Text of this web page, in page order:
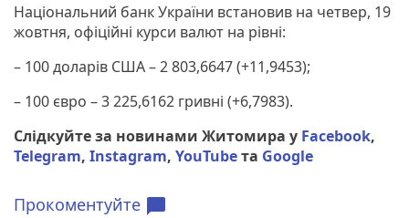
Національний банк України встановив на четвер, 19
жовтня, офіційні курси валют на рівні:
– 100 доларів США – 2 803,6647 (+11,9453);
– 100 євро – 3 225,6162 гривні (+6,7983).
Слідкуйте за новинами Житомира у Facebook,
Telegram, Instagram, YouTubeта Google
Прокоментуйте chat_bubble